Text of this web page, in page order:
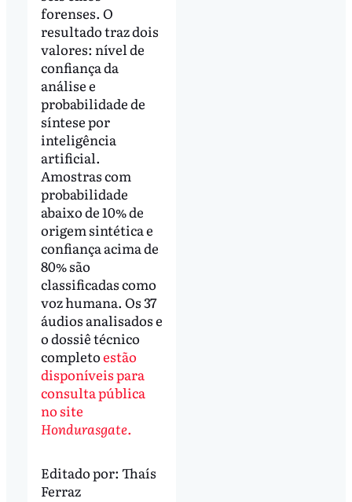
forenses. O
resultado traz dois
valores: nível de
confiança da
análise e
probabilidade de
síntese por
inteligência
artificial.
Amostras com
probabilidade
abaixo de 10% de
origem sintética e
confiança acima de
80% são
classificadas como
voz humana. Os 37
áudios analisados e
o dossiê técnico
completoestão
disponíveis para
consulta pública
no site
Hondurasgate.
Editado por: Thaís
Ferraz